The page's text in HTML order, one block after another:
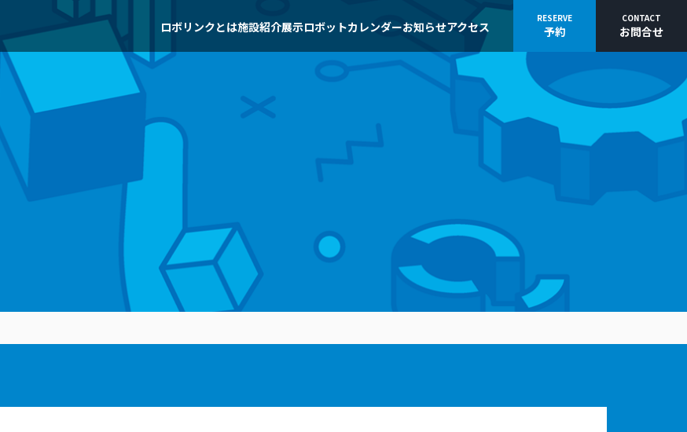
ロボリンクとは施設紹介展示ロボットカレンダーお知らせアクセス
RESERVE
予約
CONTACT
お問合せ